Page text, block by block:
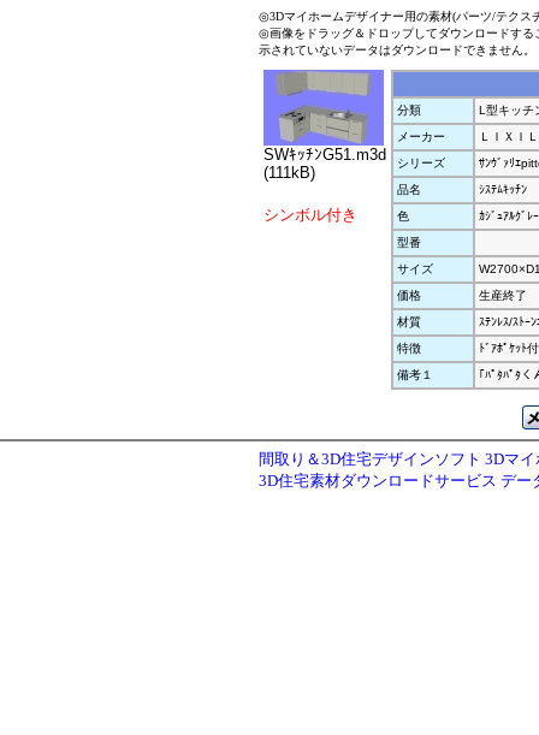
◎3Dマイホームデザイナー用の素材(パーツ/テクス
◎画像をドラッグ＆ドロップしてダウンロードす
示されていないデータはダウンロードできません。
SWｷｯﾁﾝG51.m3d
(111kB)
シンボル付き
分類
L型キッチ
メーカー
ＬＩＸＩＬ
シリーズ
ｻﾝｳﾞｧﾘｴ
品名
ｼｽﾃﾑｷｯﾁﾝ
色
ｶｼﾞｭｱﾙｸﾞﾚｰ
型番
サイズ
価格
生産終了
材質
ｽﾃﾝﾚｽ/ｽﾄｰ
特徴
ﾄﾞｱﾎﾟｹｯﾄ
備考１
｢ﾊﾟﾀﾊﾟﾀ
間取り＆3D住宅デザインソフト 3Dマ
3D住宅素材ダウンロードサービス デー